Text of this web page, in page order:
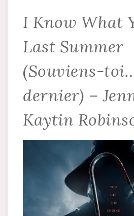
I Know What
Last Summer
(Souviens-
dernier) –
Kaytin